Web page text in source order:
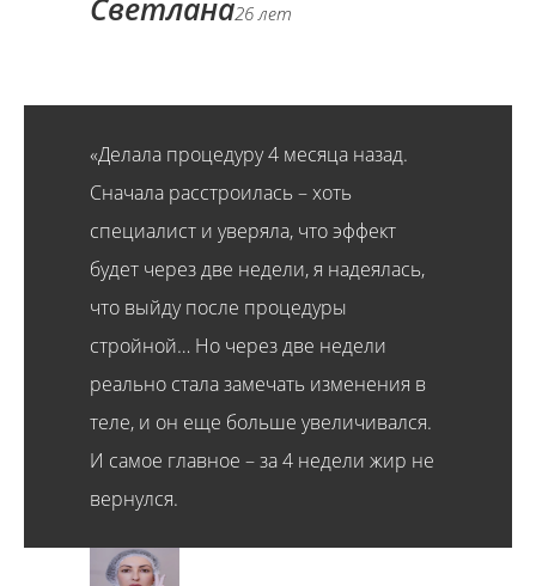
26 лет
«Делала процедуру 4 месяца назад.
Сначала расстроилась – хоть
специалист и уверяла, что эффект
будет через две недели, я надеялась,
что выйду после процедуры
стройной… Но через две недели
реально стала замечать изменения в
теле, и он еще больше увеличивался.
И самое главное – за 4 недели жир не
вернулся.